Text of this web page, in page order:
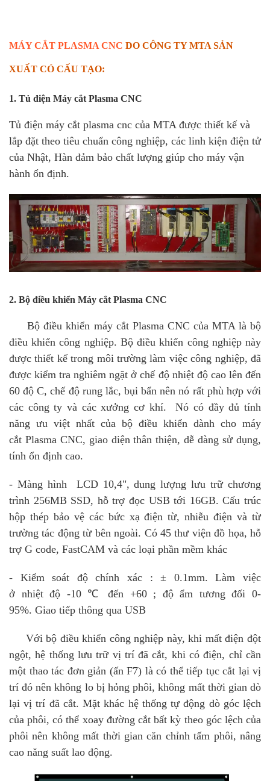
MÁY CẮT PLASMA CNC DO CÔNG TY MTA SẢN
XUẤT CÓ CẤU TẠO:
1. Tủ điện Máy cắt Plasma CNC
Tủ điện máy cắt plasma cnc của MTA được thiết kế và
lắp đặt theo tiêu chuẩn công nghiệp, các linh kiện điện tử
của Nhật, Hàn đảm bảo chất lượng giúp cho máy vận
hành ổn định.
2. Bộ điều khiển Máy cắt Plasma CNC
Bộ điều khiển máy cắt Plasma CNC của MTA là bộ
điều khiển công nghiệp. Bộ điều khiển công nghiệp này
được thiết kế trong môi trường làm việc công nghiệp, đã
được kiểm tra nghiêm ngặt ở chế độ nhiệt độ cao lên đến
60 độ C, chế độ rung lắc, bụi bẩn nên nó rất phù hợp với
các công ty và các xưởng cơ khí. Nó có đầy đủ tính
năng ưu việt nhất của bộ điều khiển dành cho máy
cắt Plasma CNC, giao diện thân thiện, dễ dàng sử dụng,
tính ổn định cao.
- Màng hình LCD 10,4", dung lượng lưu trữ chương
trình 256MB SSD, hỗ trợ đọc USB tới 16GB. Cấu trúc
hộp thép bảo vệ các bức xạ điện từ, nhiễu điện và từ
trường tác động từ bên ngoài. Có 45 thư viện đồ họa, hỗ
trợ G code, FastCAM và các loại phần mềm khác
- Kiểm soát độ chính xác : ± 0.1mm. Làm việc
ở nhiệt độ -10 ℃ đến +60 ; độ ẩm tương đối 0-
95%. Giao tiếp thông qua USB
Với bộ điều khiển công nghiệp này, khi mất điện đột
ngột, hệ thống lưu trữ vị trí đã cắt, khi có điện, chỉ cần
một thao tác đơn giản (ấn F7) là có thể tiếp tục cắt lại vị
trí đó nên không lo bị hỏng phôi, không mất thời gian dò
lại vị trí đã cắt. Mặt khác hệ thống tự động dò góc lệch
của phôi, có thể xoay đường cắt bất kỳ theo góc lệch của
phôi nên không mất thời gian căn chỉnh tấm phôi, nâng
cao năng suất lao động.